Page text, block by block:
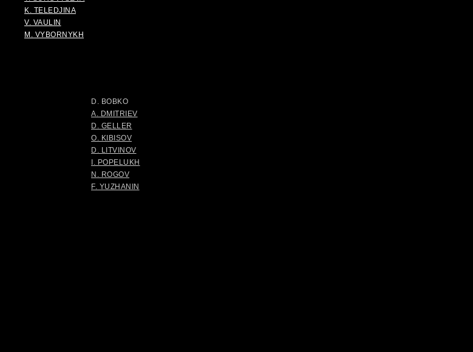
K. TELEDJINA
V. VAULIN
M. VYBORNYKH
D. BOBKO
A. DMITRIEV
D. GELLER
O. KIBISOV
D. LITVINOV
I. POPELUKH
N. ROGOV
F. YUZHANIN